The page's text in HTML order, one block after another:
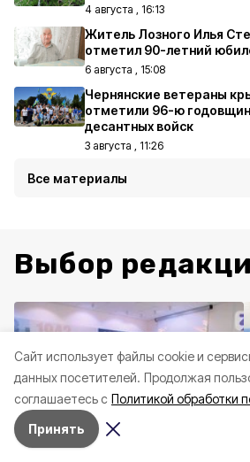
Cайт использует файлы cookie и
данных посетителей. Продолжая
соглашаетесь с Политикой обработки
Принять
4 августа , 16:13
Житель Лозного Илья
отметил 90-летний
6 августа , 15:08
Чернянские ветераны
отметили 96-ю
десантных войск
3 августа , 11:26
Все материалы
Выбор